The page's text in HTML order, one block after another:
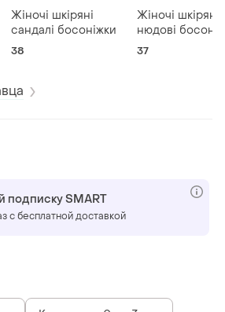
Жіночі шкіряні
сандалі босоніжки
38
Жіночі шкіряні
нюдові
37
подписку SMART
с бесплатной доставкой